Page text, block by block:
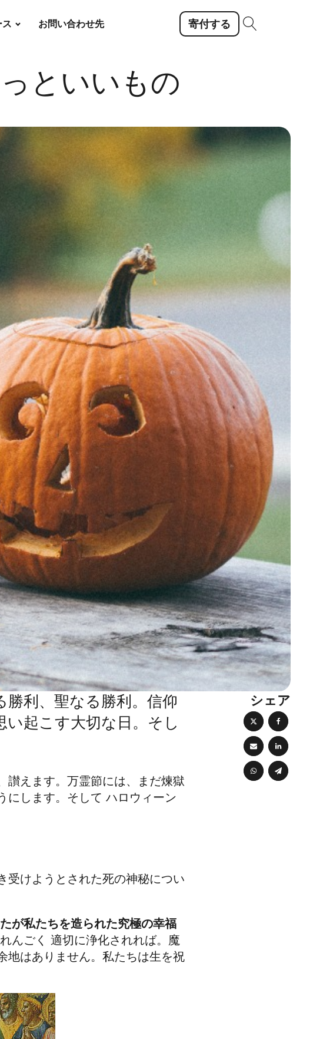
ス お問い合わせ先 寄付する
といいもの
勝利、聖なる勝利。信仰
起こす大切な日。そし
讃えます。万霊節には、まだ煉獄
にします。そして ハロウィーン
受けようとされた死の神秘につい
が私たちを造られた究極の幸福
れんごく 適切に浄化されれば。魔
地はありません。私たちは生を祝
シェア